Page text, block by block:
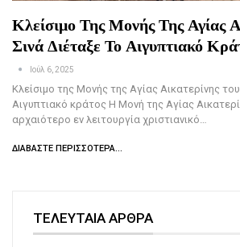
Κλείσιμο Της Μονής Της Αγίας
Σινά Διέταξε Το Αιγυπτιακό
Ιούλ 6, 2025
Κλείσιμο της Μονής της Αγίας Αικατερίνης
Αιγυπτιακό κράτος Η Μονή της Αγίας
αρχαιότερο εν λειτουργία χριστιανικό…
ΔΙΑΒΆΣΤΕ ΠΕΡΙΣΣΌΤΕΡΑ...
ΤΕΛΕΥΤΑΙΑ ΑΡΘΡΑ